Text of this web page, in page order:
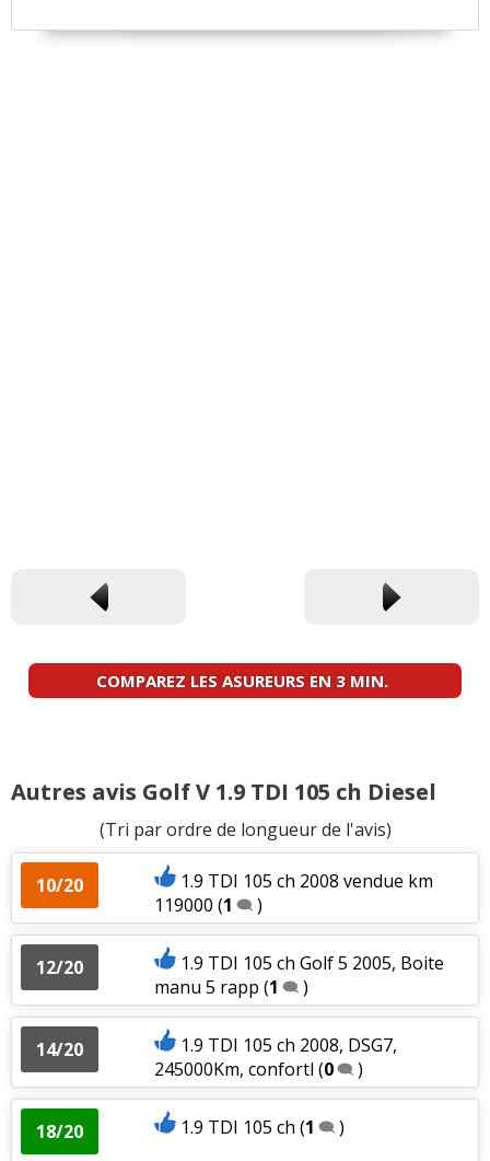
COMPAREZ LES ASUREURS EN 3 MIN.
Autres avis Golf V 1.9 TDI 105 ch Diesel
(Tri par ordre de longueur de l'avis)
10/20
1.9 TDI 105 ch 2008 vendue km
119000 (1 )
12/20
1.9 TDI 105 ch Golf 5 2005, Boite
manu 5 rapp (1 )
14/20
1.9 TDI 105 ch 2008, DSG7,
245000Km, confortl (0 )
18/20 1.9 TDI 105 ch (1 )